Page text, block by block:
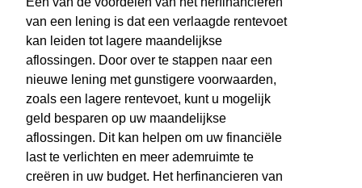
van een lening is dat een verlaagde rentevoet
kan leiden tot lagere maandelijkse
aflossingen. Door over te stappen naar een
nieuwe lening met gunstigere voorwaarden,
zoals een lagere rentevoet, kunt u mogelijk
geld besparen op uw maandelijkse
aflossingen. Dit kan helpen om uw financiële
last te verlichten en meer ademruimte te
creëren in uw budget. Het herfinancieren van